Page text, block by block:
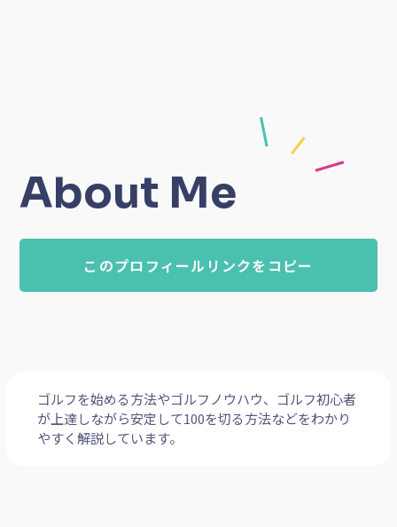
About Me
このプロフィールリンクをコピー
ゴルフを始める方法やゴルフノウハウ、ゴルフ初心者
が上達しながら安定して100を切る方法などをわかり
やすく解説しています。